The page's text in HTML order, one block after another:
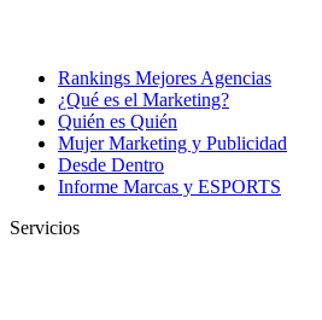
Rankings Mejores Agencias
¿Qué es el Marketing?
Quién es Quién
Mujer Marketing y Publicidad
Desde Dentro
Informe Marcas y ESPORTS
Servicios